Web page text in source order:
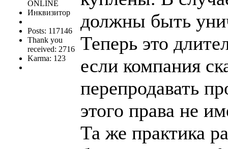
ONLINE
Инквизитор
Posts: 117146
Thank you
received: 2716
Karma: 123
должны быть
Теперь это
если компания
перепродавать
этого права не
Та же практика